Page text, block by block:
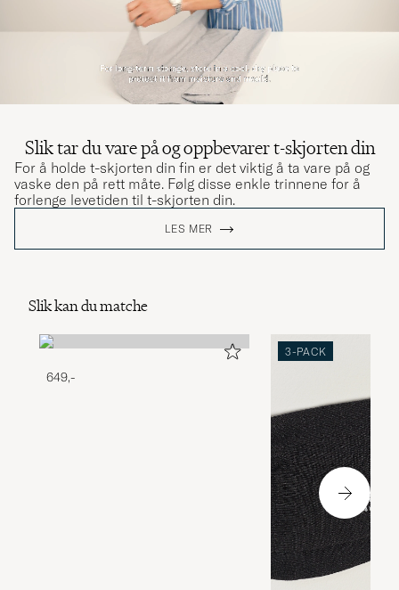
Slik tar du vare på og oppbevarer t-skjorten din
For å holde t-skjorten din fin er det viktig å ta vare på og
vaske den på rett måte. Følg disse enkle trinnene for å
forlenge levetiden til t-skjorten din.
LES MER
Slik kan du matche
649,-
3-PACK